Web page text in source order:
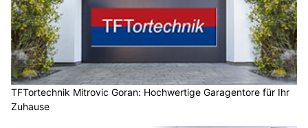
TFTortechnik Mitrovic Goran: Hochwertige Garagentore für Ihr
Zuhause